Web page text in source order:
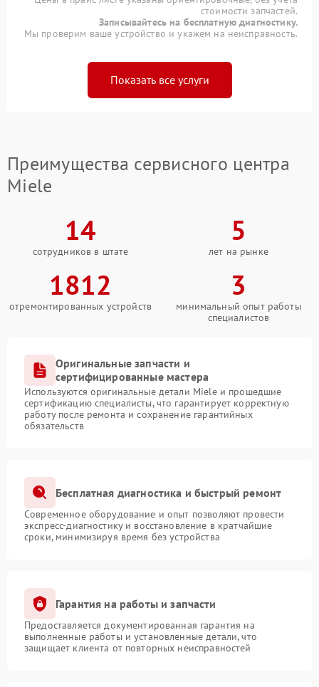
стоимости запчастей.
Записывайтесь на бесплатную диагностику.
Мы проверим ваше устройство и укажем на неисправность.
Показать все услуги
Преимущества сервисного центра
Miele
14
сотрудников в штате
5
лет на рынке
1812
отремонтированных устройств
3
минимальный опыт работы
специалистов
Оригинальные запчасти и
сертифицированные мастера
Используются оригинальные детали Miele и прошедшие
сертификацию специалисты, что гарантирует корректную
работу после ремонта и сохранение гарантийных
обязательств
Бесплатная диагностика и быстрый ремонт
Современное оборудование и опыт позволяют провести
экспресс-диагностику и восстановление в кратчайшие
сроки, минимизируя время без устройства
Гарантия на работы и запчасти
Предоставляется документированная гарантия на
выполненные работы и установленные детали, что
защищает клиента от повторных неисправностей